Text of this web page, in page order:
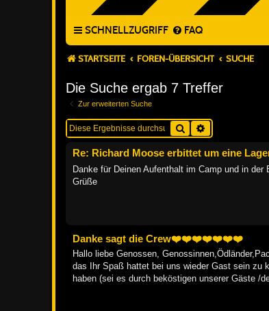
SCHNELLZUGRIFF FAQ
STARTSEITE FOREN-ÜBERSICHT SUCHE
Die Suche ergab 7 Treffer
Zur erweiterten Suche
Suche
Re: Richard Moose erbittet um eine
Danke für Deinen Aufenthalt im Camp und in
Grüße
Danke sagt die Crew❤️❤️❤️❤️❤️❤️❤️
Hallo liebe Genossen,
das Ihr Spaß hattet bei uns wieder Gast sein zu
haben (sei es durch beköstigen unserer Gäste /